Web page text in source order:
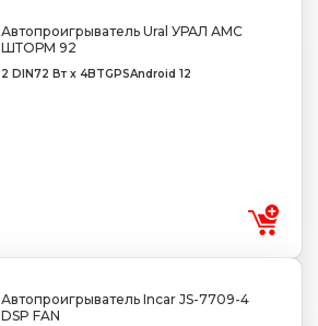
Автопроигрыватель Ural УРАЛ АМС
ШТОРМ 92
2 DIN72 Вт x 4BTGPSAndroid 12
Автопроигрыватель Incar JS-7709-4
DSP FAN